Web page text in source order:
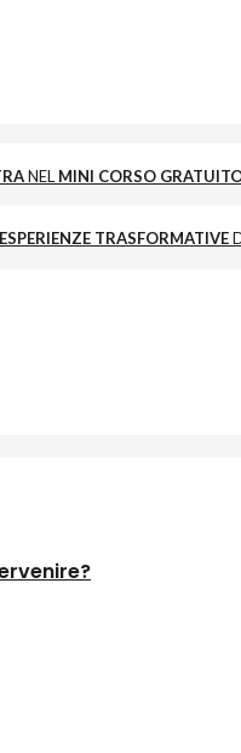
NEL MINI CORSO
ESPERIENZE TRASFORMATIVE